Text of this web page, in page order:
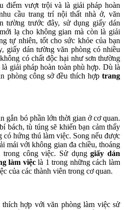
điểm vượt trội và là giải pháp hoàn
cầu trang trí nội thất nhà ở, văn
tường trước đây, sử dụng giấy dán
lạ cho không gian mà còn là giải
tự nhiên, tốt cho sức khỏe của bạn
giấy dán tường văn phòng có nhiều
có chất độc hại như sơn thường
giải pháp hoàn toàn phù hợp. Dù là
phòng công sở đều thích hợp trang
gắn bó phần lớn thời gian ở cơ quan.
bách, tù túng sẽ khiến bạn cảm thấy
có hứng thú làm việc. Song nếu được
mái với không gian đa chiều, thoáng
trong công việc. Sử dụnggiấy dán
làm việclà 1 trong những cách làm
của các thành viên trong cơ quan.
hợp với văn phòng làm việc sử